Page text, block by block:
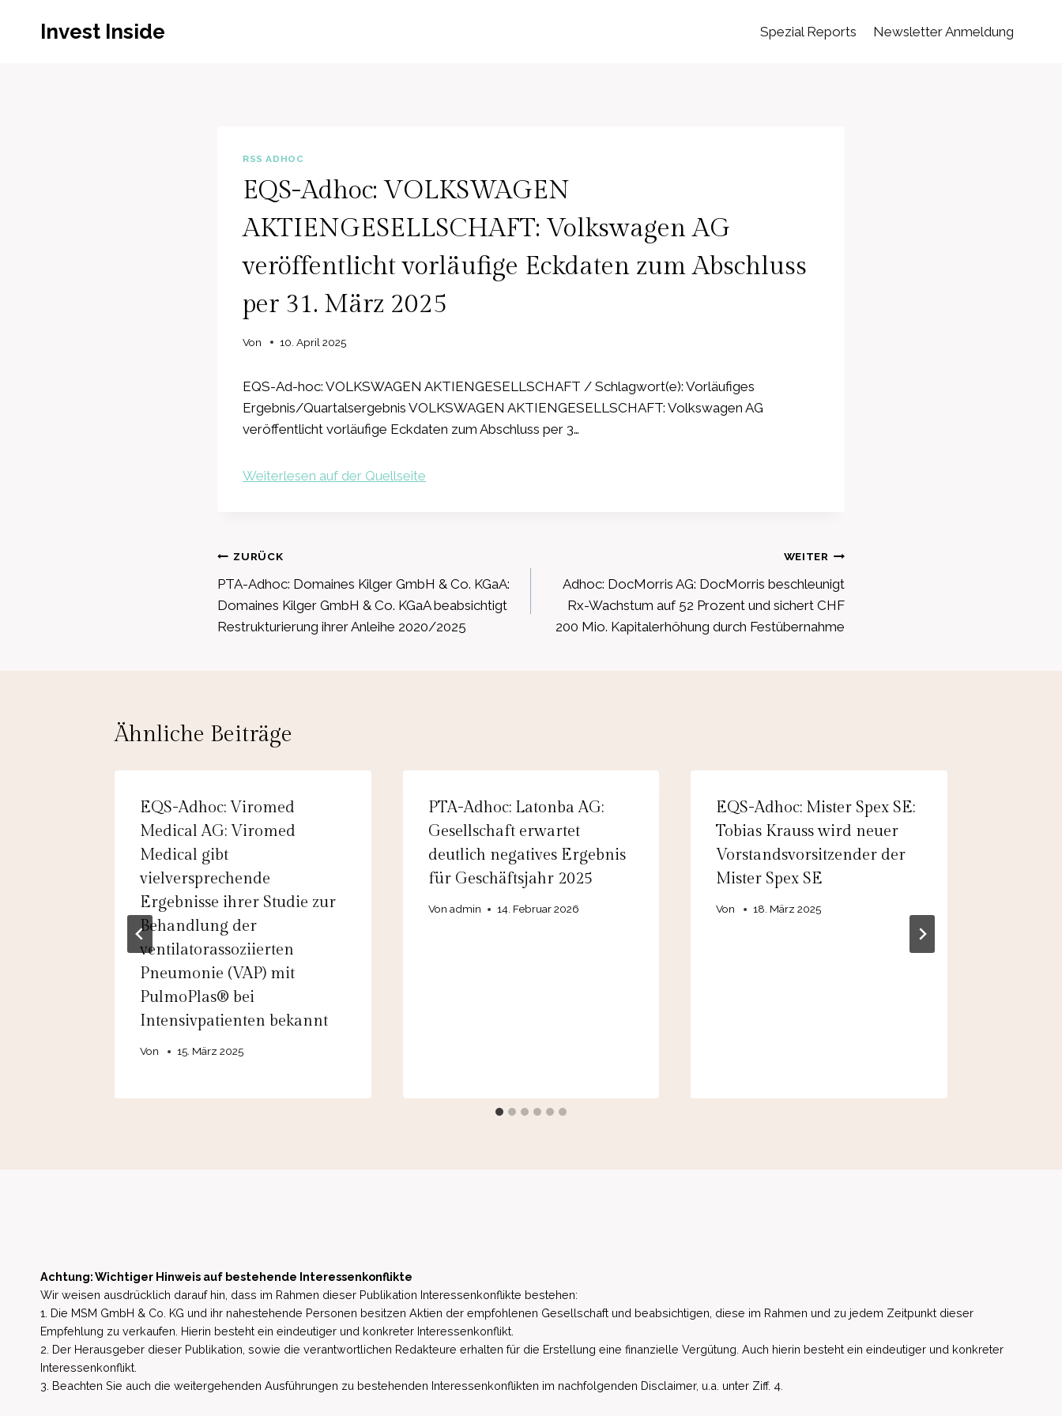
Invest Inside Spezial Reports Newsletter Anmeldung
RSS ADHOC
EQS-Adhoc: VOLKSWAGEN
AKTIENGESELLSCHAFT: Volkswagen AG
veröffentlicht vorläufige Eckdaten zum Abschluss
per 31. März 2025
Von 10. April 2025
EQS-Ad-hoc: VOLKSWAGEN AKTIENGESELLSCHAFT / Schlagwort(e): Vorläufiges
Ergebnis/Quartalsergebnis VOLKSWAGEN AKTIENGESELLSCHAFT: Volkswagen AG
veröffentlicht vorläufige Eckdaten zum Abschluss per 3…
Weiterlesen auf der Quellseite
Beitragsnavigation
ZURÜCK
PTA-Adhoc: Domaines Kilger GmbH & Co. KGaA:
Domaines Kilger GmbH & Co. KGaA beabsichtigt
Restrukturierung ihrer Anleihe 2020/2025
WEITER
Adhoc: DocMorris AG: DocMorris beschleunigt
Rx-Wachstum auf 52 Prozent und sichert CHF
200 Mio. Kapitalerhöhung durch Festübernahme
Ähnliche Beiträge
EQS-Adhoc: Viromed
Medical AG: Viromed
Medical gibt
vielversprechende
Ergebnisse ihrer Studie zur
Behandlung der
ventilatorassoziierten
Pneumonie (VAP) mit
PulmoPlas® bei
Intensivpatienten bekannt
Von 15. März 2025
PTA-Adhoc: Latonba AG:
Gesellschaft erwartet
deutlich negatives Ergebnis
für Geschäftsjahr 2025
Von admin 14. Februar 2026
EQS-Adhoc: Mister Spex SE:
Tobias Krauss wird neuer
Vorstandsvorsitzender der
Mister Spex SE
Von 18. März 2025
Achtung: Wichtiger Hinweis auf bestehende Interessenkonflikte
Wir weisen ausdrücklich darauf hin, dass im Rahmen dieser Publikation Interessenkonflikte bestehen:
1. Die MSM GmbH & Co. KG und ihr nahestehende Personen besitzen Aktien der empfohlenen Gesellschaft und beabsichtigen, diese im Rahmen und zu jedem Zeitpunkt dieser
Empfehlung zu verkaufen. Hierin besteht ein eindeutiger und konkreter Interessenkonflikt.
2. Der Herausgeber dieser Publikation, sowie die verantwortlichen Redakteure erhalten für die Erstellung eine finanzielle Vergütung. Auch hierin besteht ein eindeutiger und konkreter
Interessenkonflikt.
3. Beachten Sie auch die weitergehenden Ausführungen zu bestehenden Interessenkonflikten im nachfolgenden Disclaimer, u.a. unter Ziff. 4.